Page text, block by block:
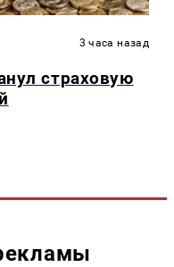
3 часа назад
страховую